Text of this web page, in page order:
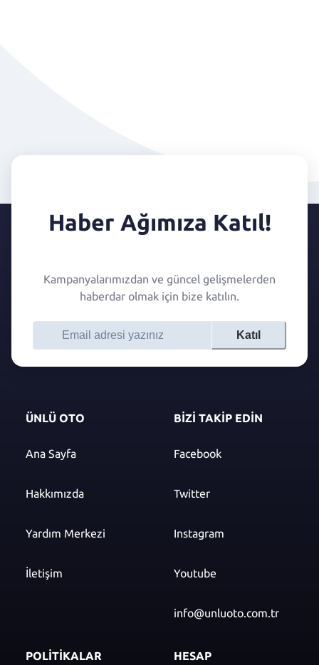
Haber Ağımıza Katıl!
Kampanyalarımızdan ve güncel gelişmelerden
haberdar olmak için bize katılın.
Katıl
ÜNLÜ OTO
Ana Sayfa
Hakkımızda
Yardım Merkezi
İletişim
BİZİ TAKİP EDİN
Facebook
Twitter
Instagram
Youtube
info@unluoto.com.tr
POLİTİKALAR HESAP